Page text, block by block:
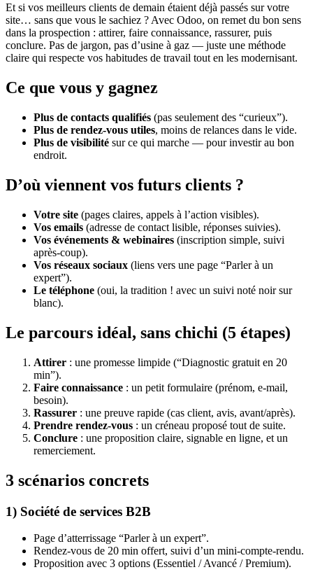
Et si vos meilleurs clients de demain étaient déjà passés sur votre
site… sans que vous le sachiez ? Avec Odoo, on remet du bon sens
dans la prospection : attirer, faire connaissance, rassurer, puis
conclure. Pas de jargon, pas d’usine à gaz — juste une méthode
claire qui respecte vos habitudes de travail tout en les modernisant.
Ce que vous y gagnez
Plus de contacts qualifiés (pas seulement des “curieux”).
Plus de rendez-vous utiles, moins de relances dans le vide.
Plus de visibilité sur ce qui marche — pour investir au bon
endroit.
D’où viennent vos futurs clients ?
Votre site (pages claires, appels à l’action visibles).
Vos emails (adresse de contact lisible, réponses suivies).
Vos événements & webinaires (inscription simple, suivi
après-coup).
Vos réseaux sociaux (liens vers une page “Parler à un
expert”).
Le téléphone (oui, la tradition ! avec un suivi noté noir sur
blanc).
Le parcours idéal, sans chichi (5 étapes)
Attirer : une promesse limpide (“Diagnostic gratuit en 20
min”).
Faire connaissance : un petit formulaire (prénom, e-mail,
besoin).
Rassurer : une preuve rapide (cas client, avis, avant/après).
Prendre rendez-vous : un créneau proposé tout de suite.
Conclure : une proposition claire, signable en ligne, et un
remerciement.
3 scénarios concrets
1) Société de services B2B
Page d’atterrissage “Parler à un expert”.
Rendez-vous de 20 min offert, suivi d’un mini-compte-rendu.
Proposition avec 3 options (Essentiel / Avancé / Premium).